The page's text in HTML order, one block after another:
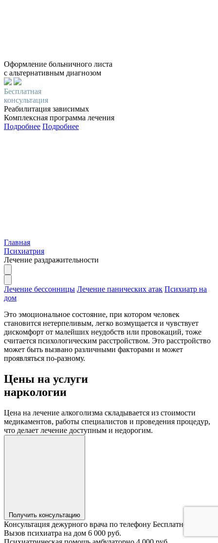
Оформление больничного листа
с альтернативным диагнозом
Бесплатная
консультация
Реабилитация зависимых
Комплексная программа лечения
Подробнее Подробнее
Главная
Психиатрия
Лечение раздражительности
Лечение бессонницы Лечение панических атак Психиатр на
дом
Это эмоциональное состояние, при котором человек
становится нетерпеливым, легко возмущается и чувствует
дискомфорт от малейших неудобств или провокаций, тоже
считается психологическим расстройством. Это расстройство
может быть вызвано различными факторами и может
проявляться по-разному.
Цены на услуги
наркологии
Цена на лечение алкоголизма складывается из стоимости
медикаментов, работы специалистов и проведения процедур,
что делает лечение доступным и недорогим.
Получить консультацию
Консультация дежурного врача по телефону Бесплатно
Вызов психиатра на дом 6 000 руб.